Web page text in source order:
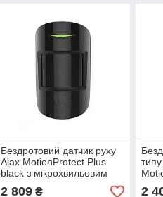
Бездротовий датчик руху
Ajax MotionProtect Plus
black з мікрохвильовим
сенсором
2 809₴ 2